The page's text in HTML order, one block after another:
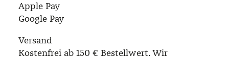
Apple Pay
Google Pay
Versand
Kostenfrei ab 150 € Bestellwert. Wir